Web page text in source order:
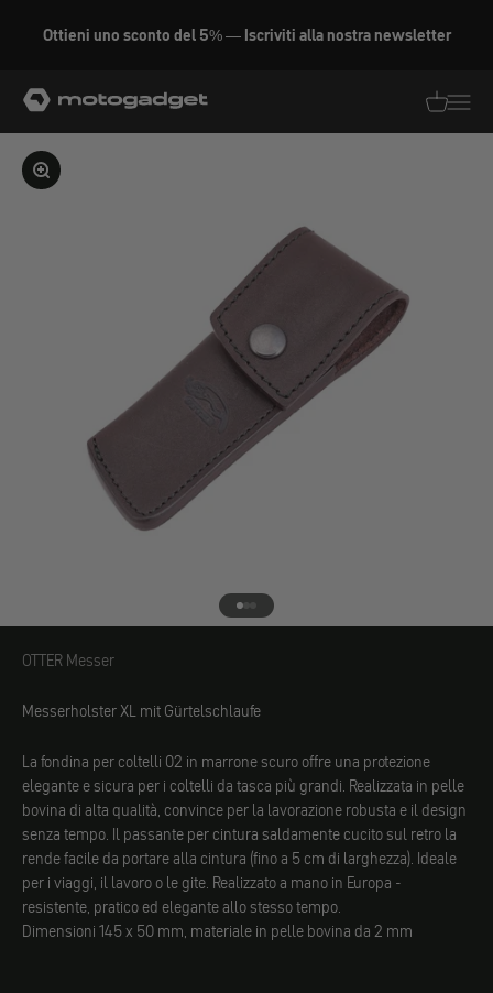
Ottieni uno sconto del 5% — Iscriviti alla nostra newsletter
motogadget GmbH
Ingrandire l'immagine
Vai all'elemento 1
Vai all'elemento 2
Vai all'elemento 3
OTTER Messer
OTTER Messer
Messerholster XL mit Gürtelschlaufe
La fondina per coltelli 02 in marrone scuro offre una protezione
elegante e sicura per i coltelli da tasca più grandi. Realizzata in pelle
bovina di alta qualità, convince per la lavorazione robusta e il design
senza tempo. Il passante per cintura saldamente cucito sul retro la
rende facile da portare alla cintura (fino a 5 cm di larghezza). Ideale
per i viaggi, il lavoro o le gite. Realizzato a mano in Europa -
resistente, pratico ed elegante allo stesso tempo.
Dimensioni 145 x 50 mm, materiale in pelle bovina da 2 mm